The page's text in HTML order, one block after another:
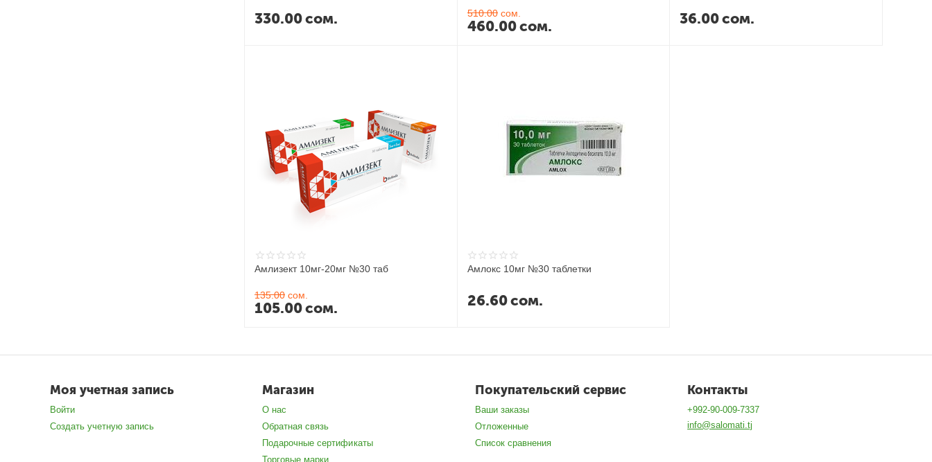
330.00сом. 510.00 сом.
460.00сом. 36.00сом.
Амлизект 10мг-20мг №30 таб
135.00 сом.
105.00сом.
Амлокс 10мг №30 таблетки
26.60сом.
Моя учетная запись
Войти
Создать учетную запись
Магазин
О нас
Обратная связь
Подарочные сертификаты
Торговые марки
Покупательский сервис
Ваши заказы
Отложенные
Список сравнения
Контакты
+992-90-009-7337
info@salomati.tj